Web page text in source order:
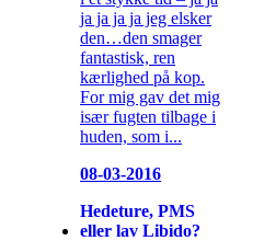
ja ja ja ja jeg elsker
den…den smager
fantastisk, ren
kærlighed på kop.
For mig gav det mig
især fugten tilbage i
huden, som i...
08-03-2016
Hedeture, PMS
eller lav Libido?